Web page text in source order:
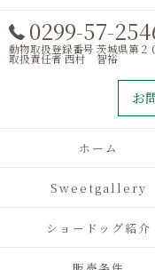
0299-57-
動物取扱登録番号 茨城県第
取扱責任者 西村 智裕
お
ホーム
Sweetgallery
ショードッグ紹介